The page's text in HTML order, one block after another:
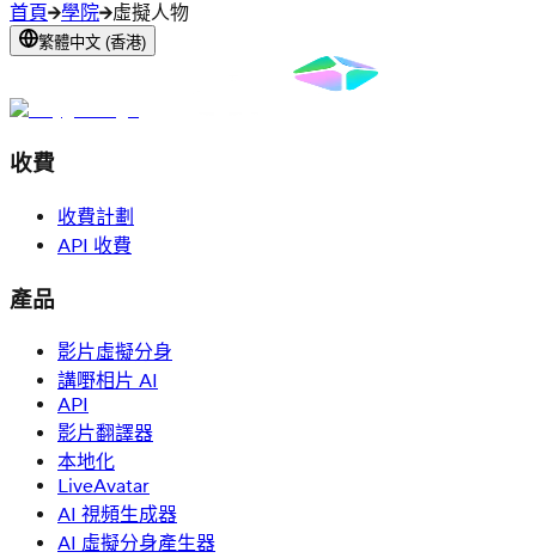
首頁 學院 虛擬人物
繁體中文 (香港)
收費
收費計劃
API 收費
產品
影片虛擬分身
講嘢相片 AI
API
影片翻譯器
本地化
LiveAvatar
AI 視頻生成器
AI 虛擬分身產生器